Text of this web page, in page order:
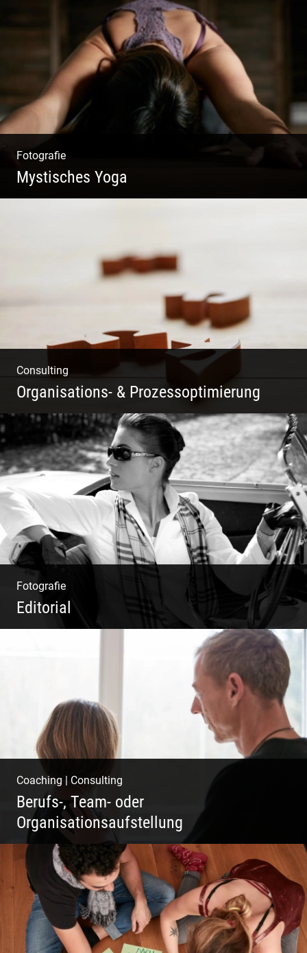
Fotografie
Mystisches Yoga
Consulting
Organisations- & Prozessoptimierung
Erfolg ermöglichen durch Klarheit in der
Vision
Fotografie
Editorial
Coaching Consulting
Berufs-, Team- oder
Organisationsaufstellung
Business Coaching – Berufliche Freude
ermöglichen